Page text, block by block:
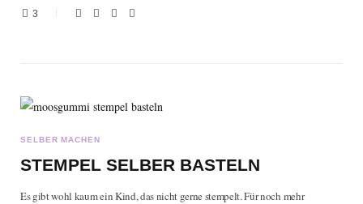
3
SELBER MACHEN
STEMPEL SELBER BASTELN
Es gibt wohl kaum ein Kind, das nicht gerne stempelt. Für noch mehr